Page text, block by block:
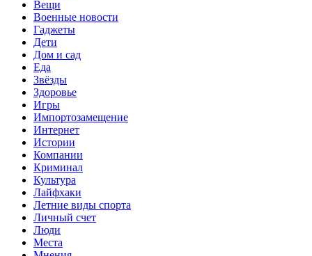
Вещи
Военные новости
Гаджеты
Дети
Дом и сад
Еда
Звёзды
Здоровье
Игры
Импортозамещение
Интернет
Истории
Компании
Криминал
Культура
Лайфхаки
Летние виды спорта
Личный счет
Люди
Места